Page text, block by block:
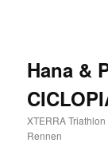
Hana &
XTERRA
Rennen